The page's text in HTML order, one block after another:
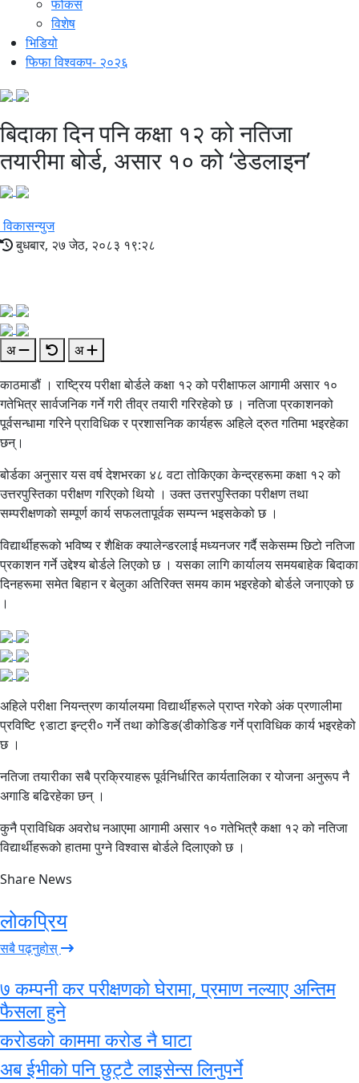
फोकस
विशेष
भिडियो
फिफा विश्वकप- २०२६
बिदाका दिन पनि कक्षा १२ को नतिजा
तयारीमा बोर्ड, असार १० को ‘डेडलाइन’
विकासन्युज
बुधबार, २७ जेठ, २०८३ १९:२८
अ
अ
काठमाडौं । राष्ट्रिय परीक्षा बोर्डले कक्षा १२ को परीक्षाफल आगामी असार १०
गतेभित्र सार्वजनिक गर्ने गरी तीव्र तयारी गरिरहेको छ । नतिजा प्रकाशनको
पूर्वसन्धामा गरिने प्राविधिक र प्रशासनिक कार्यहरू अहिले द्रुत गतिमा भइरहेका
छन्।
बोर्डका अनुसार यस वर्ष देशभरका ४८ वटा तोकिएका केन्द्रहरूमा कक्षा १२ को
उत्तरपुस्तिका परीक्षण गरिएको थियो । उक्त उत्तरपुस्तिका परीक्षण तथा
सम्परीक्षणको सम्पूर्ण कार्य सफलतापूर्वक सम्पन्न भइसकेको छ ।
विद्यार्थीहरूको भविष्य र शैक्षिक क्यालेन्डरलाई मध्यनजर गर्दै सकेसम्म छिटो नतिजा
प्रकाशन गर्ने उद्देश्य बोर्डले लिएको छ । यसका लागि कार्यालय समयबाहेक बिदाका
दिनहरूमा समेत बिहान र बेलुका अतिरिक्त समय काम भइरहेको बोर्डले जनाएको छ
।
अहिले परीक्षा नियन्त्रण कार्यालयमा विद्यार्थीहरूले प्राप्त गरेको अंक प्रणालीमा
प्रविष्टि ९डाटा इन्ट्री० गर्ने तथा कोडिङ(डीकोडिङ गर्ने प्राविधिक कार्य भइरहेको
छ ।
नतिजा तयारीका सबै प्रक्रियाहरू पूर्वनिर्धारित कार्यतालिका र योजना अनुरूप नै
अगाडि बढिरहेका छन् ।
कुनै प्राविधिक अवरोध नआएमा आगामी असार १० गतेभित्रै कक्षा १२ को नतिजा
विद्यार्थीहरूको हातमा पुग्ने विश्वास बोर्डले दिलाएको छ ।
Share News
लोकप्रिय
सबै पढ्नुहोस्
७ कम्पनी कर परीक्षणको घेरामा, प्रमाण नल्याए अन्तिम
फैसला हुने
करोडको काममा करोड नै घाटा
अब ईभीको पनि छुट्टै लाइसेन्स लिनुपर्ने